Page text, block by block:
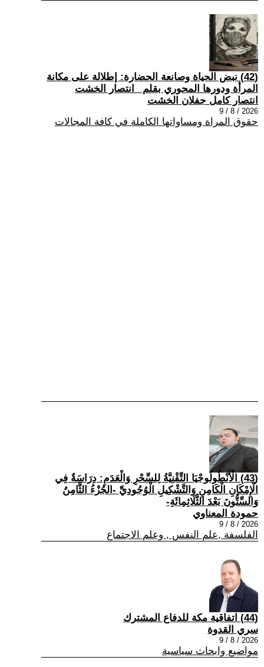
(42) نبض الحياة وصانعة الحضارة: إطلالة على مكانة
المرأة ودورها المحوري بقلم _انتصار الخشت
انتصار كامل جفلان الخشت
2026 / 8 / 9
حقوق المراة ومساواتها الكاملة في كافة المجالات
(43) الْأَنْطُولُوجْيَا التِّقْنِيَّةُ لِلسِّحْرِ وَالْعَدَمِ: دِرَاسَةٌ فِي
الْإِمْكَانِ الْكَامِنِ وَالتَّشْكِيلِ الْوُجُودِيِّ -الجُزْءُ الثَّامِنُ
وَالسِّتُّونَ بَعْدَ الثَّلَاثِمِائَةِ-
حمودة المعناوي
2026 / 8 / 9
الفلسفة ,علم النفس , وعلم الاجتماع
(44) اتفاقية مكة للدفاع المشترك
سري القدوة
2026 / 8 / 9
مواضيع وابحاث سياسية